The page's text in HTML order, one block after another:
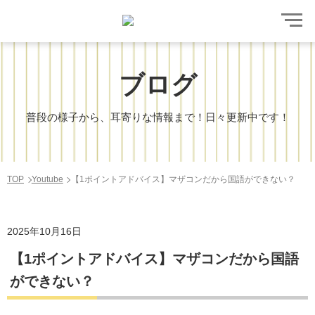
ブログ
普段の様子から、耳寄りな情報まで！日々更新中です！
TOP Youtube 【1ポイントアドバイス】マザコンだから国語ができない？
2025年10月16日
【1ポイントアドバイス】マザコンだから国語
ができない？